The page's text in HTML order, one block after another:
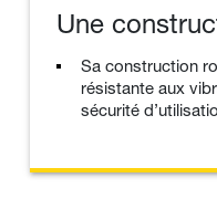
Une
Sa construction
résistante aux
sécurité